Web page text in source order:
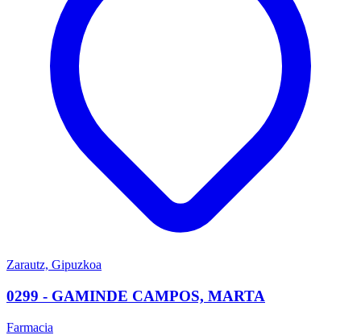
Zarautz, Gipuzkoa
0299 - GAMINDE CAMPOS, MARTA
Farmacia